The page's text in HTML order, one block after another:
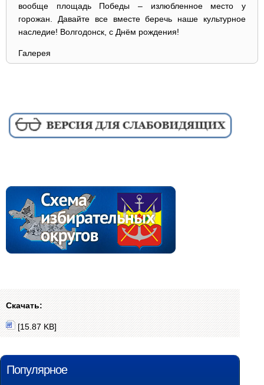
вообще площадь Победы – излюбленное место у
горожан. Давайте все вместе беречь наше культурное
наследие! Волгодонск, с Днём рождения!
Галерея
Скачать:
[15.87 KB]
Популярное